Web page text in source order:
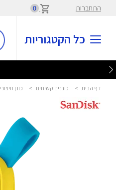
התחברות 0
כל הקטגוריות
דף הבית > כוננים קשיחים > כונן חיצוני E30 Portable SSD USB 3.2 Gen 2 - Fortnite Peely Edition סאנדיסק - Sandisk